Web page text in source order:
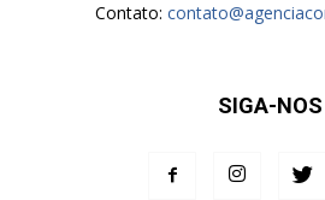
Contato:
SIGA-NOS